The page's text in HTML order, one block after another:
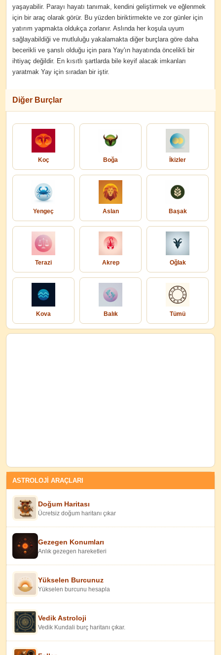
yaşayabilir. Parayı hayatı tanımak, kendini geliştirmek ve eğlenmek
için bir araç olarak görür. Bu yüzden biriktirmekte ve zor günler için
yatırım yapmakta oldukça zorlanır. Aslında her koşula uyum
sağlayabildiği ve mutluluğu yakalamakta diğer burçlara göre daha
becerikli ve şanslı olduğu için para Yay'ın hayatında öncelikli bir
ihtiyaç değildir. En kısıtlı şartlarda bile keyif alacak imkanları
yaratmak Yay için sıradan bir iştir.
Diğer Burçlar
Koç Boğa İkizler
Yengeç Aslan Başak
Terazi Akrep Oğlak
Kova Balık Tümü
ASTROLOJİ ARAÇLARI
Doğum Haritası
Ücretsiz doğum haritanı çıkar
Gezegen Konumları
Anlık gezegen hareketleri
Yükselen Burcunuz
Yükselen burcunu hesapla
Vedik Astroloji
Vedik Kundali burç haritanı çıkar.